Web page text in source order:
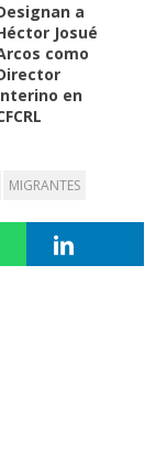
a
Josué
como
en
MIGRANTES